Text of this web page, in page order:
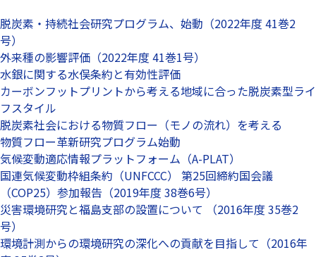
脱炭素・持続社会研究プログラム、始動（2022年度 41巻2
号）
外来種の影響評価（2022年度 41巻1号）
水銀に関する水俣条約と有効性評価
カーボンフットプリントから考える地域に合った脱炭素型ライ
フスタイル
脱炭素社会における物質フロー（モノの流れ）を考える
物質フロー革新研究プログラム始動
気候変動適応情報プラットフォーム（A-PLAT）
国連気候変動枠組条約（UNFCCC） 第25回締約国会議
（COP25）参加報告（2019年度 38巻6号）
災害環境研究と福島支部の設置について （2016年度 35巻2
号）
環境計測からの環境研究の深化への貢献を目指して（2016年